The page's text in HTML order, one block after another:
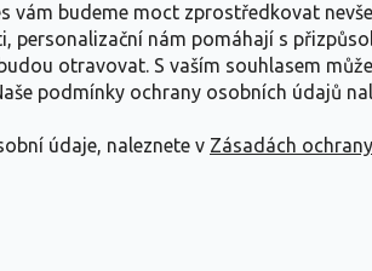
vám budeme moct zprostředkovat
personalizační nám pomáhají s
otravovat. S vaším souhlasem
podmínky ochrany osobních údajů
údaje, naleznete v Zásadách
o ochraně osobních
podmínky